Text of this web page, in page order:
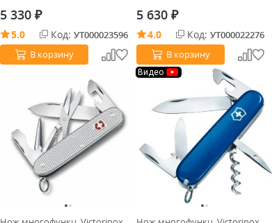
5 330 ₽
5.0 Код: УТ000023596
В корзину
5 630 ₽
4.0 Код: УТ000022276
В корзину
Видео